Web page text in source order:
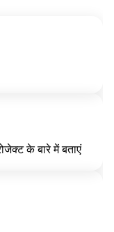
के बारे में बताएं